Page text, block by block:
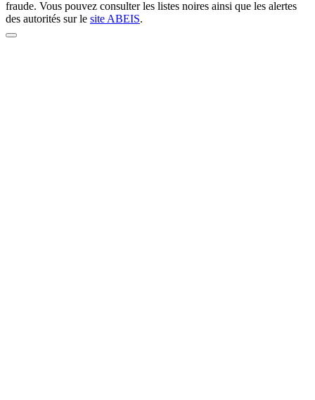
fraude. Vous pouvez consulter les listes noires ainsi que les alertes
des autorités sur le site ABEIS.